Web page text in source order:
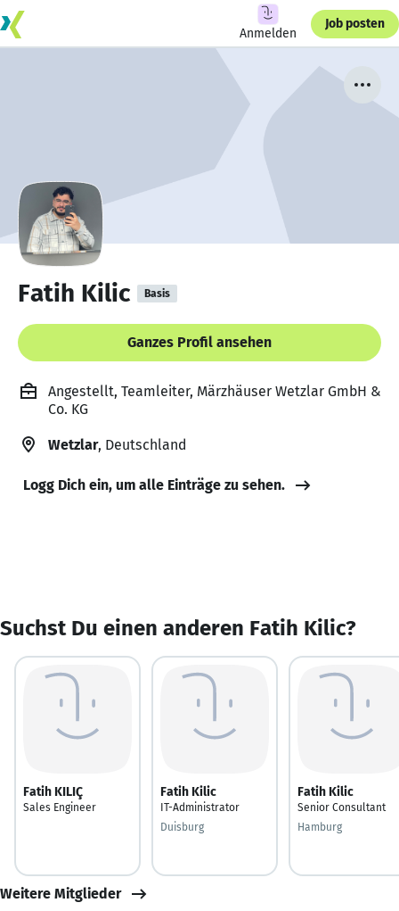
Anmelden
Job posten
Fatih Kilic Basis
Ganzes Profil ansehen
Angestellt, Teamleiter, Märzhäuser Wetzlar GmbH &
Co. KG
Wetzlar, Deutschland
Logg Dich ein, um alle Einträge zu sehen.
Suchst Du einen anderen Fatih Kilic?
Fatih KILIÇ
Sales Engineer
Fatih Kilic
IT-Administrator
Duisburg
Fatih Kilic
Senior Consultant
Hamburg
Weitere Mitglieder